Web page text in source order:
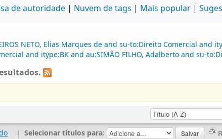
de autoridade Nuvem de tags Mais popular
NETO, Elias Marques de and su-to:Direito Comercial and
and itype:BK and au:SIMÃO FILHO, Adalberto and su-
| Selecionar títulos para: